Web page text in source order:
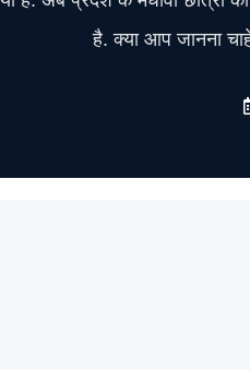
है. क्या आप जानना